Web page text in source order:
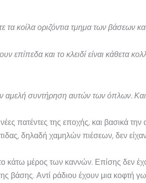
τα κοίλα οριζόντια τμημα των βάσεων
επίπεδα και το κλειδί είναι κάθετα
αμελή συντήρηση αυτών των όπλων.
πατέντες της εποχής, και βασικά
δηλαδή χαμηλών πιέσεων, δεν
κάτω μέρος των καννών. Επίσης δεν
βάσης. Αντί ράδιου έχουν μια